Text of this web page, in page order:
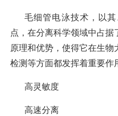
毛细管电泳技术，以
点，在分离科学领域中占
原理和优势，使得它在生
检测等方面都发挥着重要作
高灵敏度
高速分离